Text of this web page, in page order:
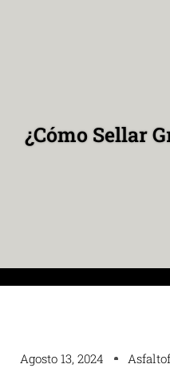
¿Cómo Sellar
Agosto 13, 2024